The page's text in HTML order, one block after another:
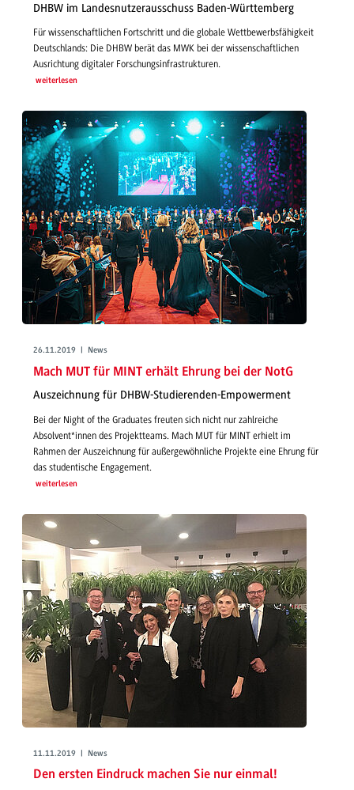
DHBW im Landesnutzerausschuss Baden-Württemberg
Für wissenschaftlichen Fortschritt und die globale Wettbewerbsfähigkeit
Deutschlands: Die DHBW berät das MWK bei der wissenschaftlichen
Ausrichtung digitaler Forschungsinfrastrukturen.
weiterlesen
26.11.2019 | News
Mach MUT für MINT erhält Ehrung bei der NotG
Auszeichnung für DHBW-Studierenden-Empowerment
Bei der Night of the Graduates freuten sich nicht nur zahlreiche
Absolvent*innen des Projektteams. Mach MUT für MINT erhielt im
Rahmen der Auszeichnung für außergewöhnliche Projekte eine Ehrung für
das studentische Engagement.
weiterlesen
11.11.2019 | News
Den ersten Eindruck machen Sie nur einmal!